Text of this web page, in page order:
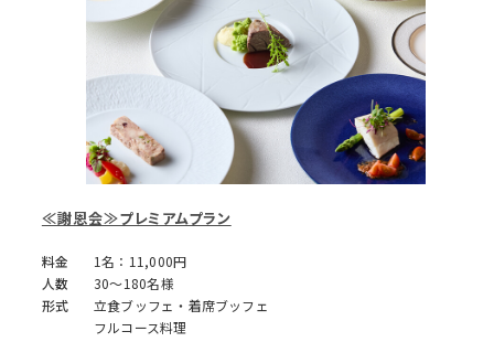
≪謝恩会≫プレミアムプラン
料金
1名：11,000円
人数
30～180名様
形式
立食ブッフェ・着席ブッフェ
フルコース料理